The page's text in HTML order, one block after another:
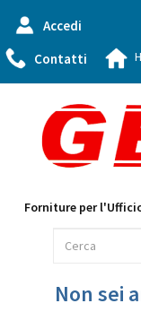
Accedi
Contatti
Forniture per
Non sei